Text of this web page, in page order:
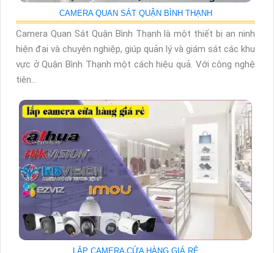
CAMERA QUAN SÁT QUẬN BÌNH THẠNH
Camera Quan Sát Quận Bình Thạnh là một thiết bị an ninh
hiện đại và chuyên nghiệp, giúp quản lý và giám sát các khu
vực ở Quận Bình Thạnh một cách hiệu quả. Với công nghệ
tiên...
LẮP CAMERA CỬA HÀNG GIÁ RẺ